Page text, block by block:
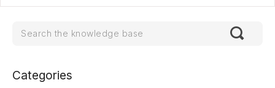
Categories